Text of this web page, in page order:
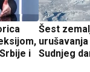
i
Šest
Sudnjeg